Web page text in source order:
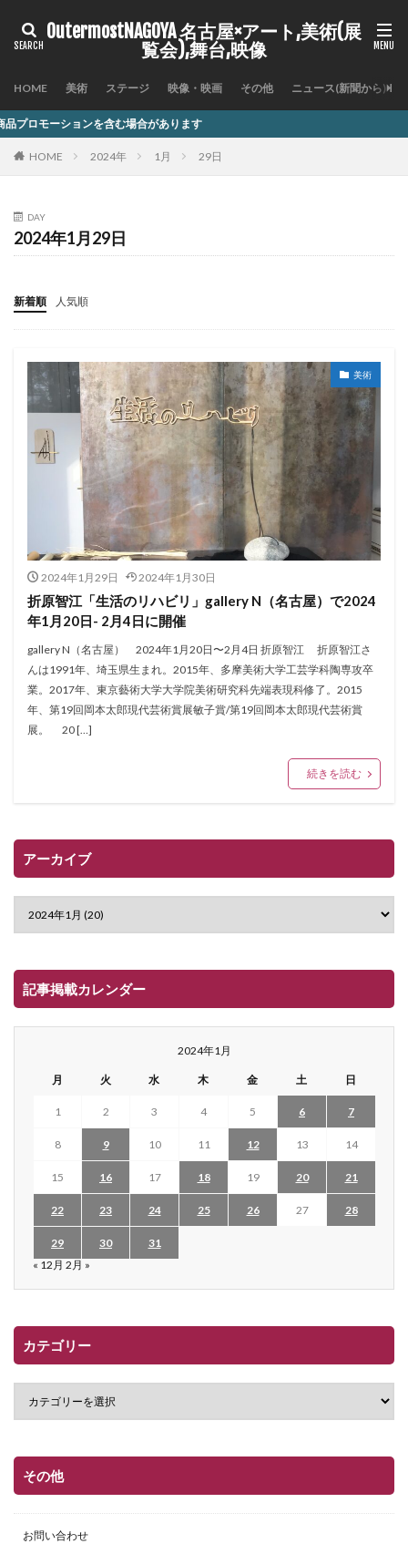
OutermostNAGOYA 名古屋×アート,美術(展
覧会),舞台,映像
HOME 美術 ステージ 映像・映画 その他 ニュース(新聞から)
む場合があります
HOME 2024年 1月 29日
DAY
2024年1月29日
新着順 人気順
美術
2024年1月29日 2024年1月30日
折原智江「生活のリハビリ」gallery N（名古屋）で2024
年1月20日- 2月4日に開催
gallery N（名古屋） 2024年1月20日〜2月4日 折原智江 折原智江さ
んは1991年、埼玉県生まれ。2015年、多摩美術大学工芸学科陶専攻卒
業。2017年、東京藝術大学大学院美術研究科先端表現科修了。2015
年、第19回岡本太郎現代芸術賞展敏子賞/第19回岡本太郎現代芸術賞
展。 20 […]
続きを読む
アーカイブ
記事掲載カレンダー
2024年1月
月 火 水 木 金 土 日
1 2 3 4 5 6 7
8 9 10 11 12 13 14
15 16 17 18 19 20 21
22 23 24 25 26 27 28
29 30
31
« 12月 2月 »
カテゴリー
その他
お問い合わせ